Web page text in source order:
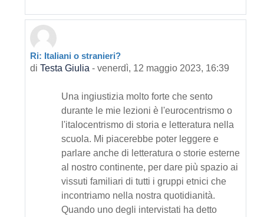
In riposta a Primo intervento
Ri: Italiani o stranieri?
di Testa Giulia - venerdì, 12 maggio 2023, 16:39
Una ingiustizia molto forte che sento
durante le mie lezioni è l'eurocentrismo o
l'italocentrismo di storia e letteratura nella
scuola. Mi piacerebbe poter leggere e
parlare anche di letteratura o storie esterne
al nostro continente, per dare più spazio ai
vissuti familiari di tutti i gruppi etnici che
incontriamo nella nostra quotidianità.
Quando uno degli intervistati ha detto